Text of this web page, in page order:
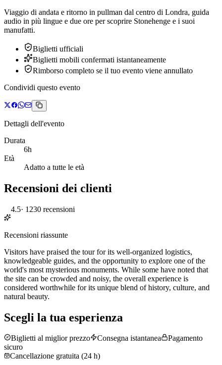
Viaggio di andata e ritorno in pullman dal centro di Londra, guida
audio in più lingue e due ore per scoprire Stonehenge e i suoi
manufatti.
Biglietti ufficiali
Biglietti mobili confermati istantaneamente
Rimborso completo se il tuo evento viene annullato
Condividi questo evento
Dettagli dell'evento
Durata
6h
Età
Adatto a tutte le età
Recensioni dei clienti
4.5· 1230 recensioni
Recensioni riassunte
Visitors have praised the tour for its well-organized logistics,
knowledgeable guides, and the opportunity to explore one of the
world's most mysterious monuments. While some have noted that
the site can be crowded and noisy, the overall experience is
considered worthwhile for its unique blend of history, culture, and
natural beauty.
Scegli la tua esperienza
Biglietti al miglior prezzo Consegna istantanea
Pagamento
sicuro
Cancellazione gratuita (24 h)